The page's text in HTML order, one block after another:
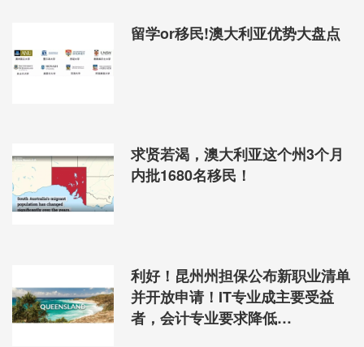
留学or移民!澳大利亚优势大盘点
求贤若渴，澳大利亚这个州3个月
内批1680名移民！
利好！昆州州担保公布新职业清单
并开放申请！IT专业成主要受益
者，会计专业要求降低…